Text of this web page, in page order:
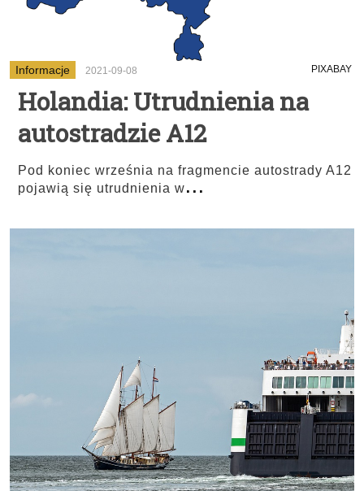
Informacje 2021-09-08 PIXABAY
Holandia: Utrudnienia na
autostradzie A12
Pod koniec września na fragmencie autostrady A12
pojawią się utrudnienia w...